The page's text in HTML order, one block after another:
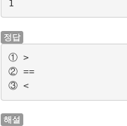
정답
① >
② ==
③ <
해설